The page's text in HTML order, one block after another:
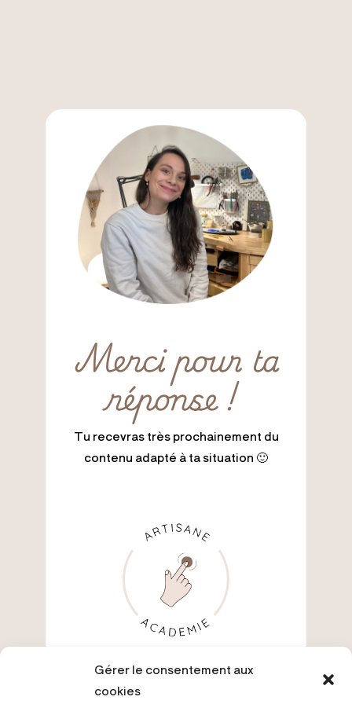
Gérer le consentement aux
cookies
Merci pour ta
réponse !
Tu recevras très prochainement du
contenu adapté à ta situation 🙂